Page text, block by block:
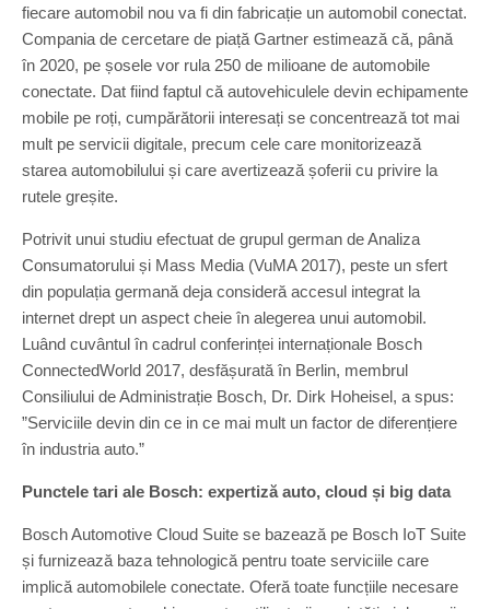
fiecare automobil nou va fi din fabricație un automobil conectat.
Compania de cercetare de piață Gartner estimează că, până
în 2020, pe șosele vor rula 250 de milioane de automobile
conectate. Dat fiind faptul că autovehiculele devin echipamente
mobile pe roți, cumpărătorii interesați se concentrează tot mai
mult pe servicii digitale, precum cele care monitorizează
starea automobilului și care avertizează șoferii cu privire la
rutele greșite.
Potrivit unui studiu efectuat de grupul german de Analiza
Consumatorului și Mass Media (VuMA 2017), peste un sfert
din populația germană deja consideră accesul integrat la
internet drept un aspect cheie în alegerea unui automobil.
Luând cuvântul în cadrul conferinței internaționale Bosch
ConnectedWorld 2017, desfășurată în Berlin, membrul
Consiliului de Administrație Bosch, Dr. Dirk Hoheisel, a spus:
”Serviciile devin din ce in ce mai mult un factor de diferențiere
în industria auto.”
Punctele tari ale Bosch: expertiză auto, cloud și big data
Bosch Automotive Cloud Suite se bazează pe Bosch IoT Suite
și furnizează baza tehnologică pentru toate serviciile care
implică automobilele conectate. Oferă toate funcțiile necesare